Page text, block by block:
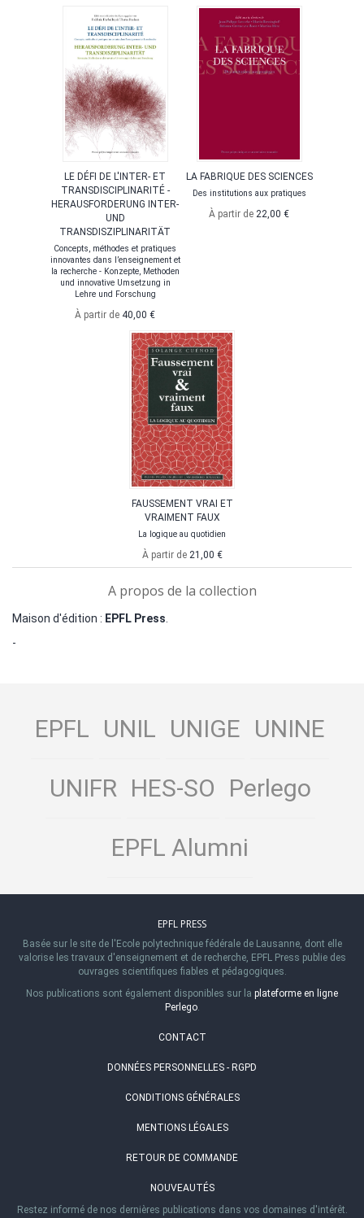
LE DÉFI DE L'INTER- ET
TRANSDISCIPLINARITÉ -
HERAUSFORDERUNG INTER-
UND
TRANSDISZIPLINARITÄT
Concepts, méthodes et pratiques
innovantes dans l’enseignement et
la recherche - Konzepte, Methoden
und innovative Umsetzung in
Lehre und Forschung
À partir de 40,00 €
LA FABRIQUE DES SCIENCES
Des institutions aux pratiques
À partir de 22,00 €
FAUSSEMENT VRAI ET
VRAIMENT FAUX
La logique au quotidien
À partir de 21,00 €
A propos de la collection
Maison d'édition : EPFL Press
-
EPFL UNIL UNIGE UNINE
UNIFR HES-SO Perlego
EPFL Alumni
EPFL PRESS
Basée sur le site de l'Ecole polytechnique fédérale de Lausanne, dont elle
valorise les travaux d'enseignement et de recherche, EPFL Press publie des
ouvrages scientifiques fiables et pédagogiques.
Nos publications sont également disponibles sur la plateforme en ligne
Perlego.
CONTACT
DONNÉES PERSONNELLES - RGPD
CONDITIONS GÉNÉRALES
MENTIONS LÉGALES
RETOUR DE COMMANDE
NOUVEAUTÉS
Restez informé de nos dernières publications dans vos domaines d'intérêt.